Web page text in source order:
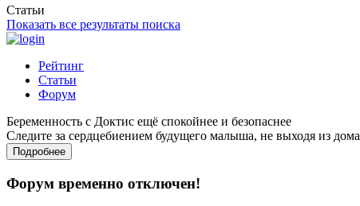
Статьи
Показать все результаты поиска
Рейтинг
Статьи
Форум
Беременность с Доктис ещё спокойнее и безопаснее
Следите за сердцебиением будущего малыша, не выходя из дома
Подробнее
Форум временно отключен!